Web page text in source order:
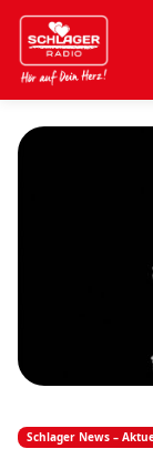
Schlager News –